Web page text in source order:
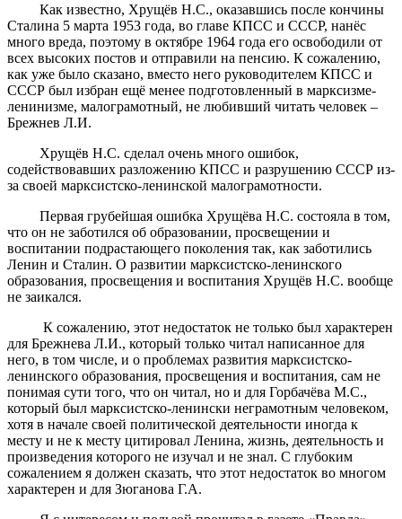
Как известно, Хрущёв Н.С., оказавшись после кончины
Сталина 5 марта 1953 года, во главе КПСС и СССР, нанёс
много вреда, поэтому в октябре 1964 года его освободили от
всех высоких постов и отправили на пенсию. К сожалению,
как уже было сказано, вместо него руководителем КПСС и
СССР был избран ещё менее подготовленный в марксизме-
ленинизме, малограмотный, не любивший читать человек –
Брежнев Л.И.
Хрущёв Н.С. сделал очень много ошибок,
содействовавших разложению КПСС и разрушению СССР из-
за своей марксистско-ленинской малограмотности.
Первая грубейшая ошибка Хрущёва Н.С. состояла в том,
что он не заботился об образовании, просвещении и
воспитании подрастающего поколения так, как заботились
Ленин и Сталин. О развитии марксистско-ленинского
образования, просвещения и воспитания Хрущёв Н.С. вообще
не заикался.
К сожалению, этот недостаток не только был характерен
для Брежнева Л.И., который только читал написанное для
него, в том числе, и о проблемах развития марксистско-
ленинского образования, просвещения и воспитания, сам не
понимая сути того, что он читал, но и для Горбачёва М.С.,
который был марксистско-ленински неграмотным человеком,
хотя в начале своей политической деятельности иногда к
месту и не к месту цитировал Ленина, жизнь, деятельность и
произведения которого не изучал и не знал. С глубоким
сожалением я должен сказать, что этот недостаток во многом
характерен и для Зюганова Г.А.